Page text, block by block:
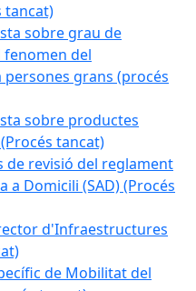
tancat)
sobre grau de
del
grans (procés
sobre productes
tancat)
de revisió del reglament
a Domicili (SAD) (Procés
d'Infraestructures
de Mobilitat del